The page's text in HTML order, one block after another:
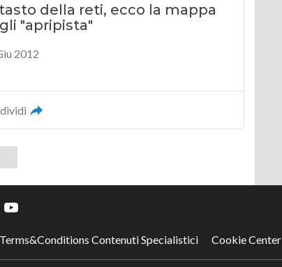
della reti, ecco la mappa
"apripista"
2012
Terms&Conditions Contenuti Specialistici Cookie Center